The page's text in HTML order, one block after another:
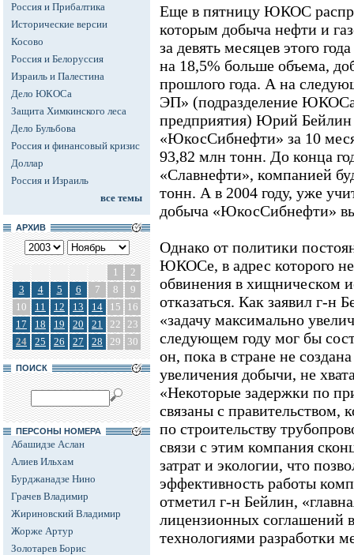
Россия и Прибалтика
Исторические версии
Косово
Россия и Белоруссия
Израиль и Палестина
Дело ЮКОСа
Защита Химкинского леса
Дело Бульбова
Россия и финансовый кризис
Доллар
Россия и Израиль
все темы
АРХИВ
1
2
3
4 5 6 7 8
9
10
11 12 13 14 15
16
17
18 19 20 21 22 23
24
25 26 27 28 29 30
ПОИСК
ПЕРСОНЫ НОМЕРА
Абашидзе Аслан
Алиев Ильхам
Бурджанадзе Нино
Грачев Владимир
Жириновский Владимир
Жорже Артур
Золотарев Борис
Еще в пятницу ЮКОС
которым добыча нефти и
за девять месяцев этого
на 18,5% больше объема,
прошлого года. А на
ЭП» (подразделение
предприятия) Юрий Бейлин
«ЮкосСибнефти» за 10
93,82 млн тонн. До конца
«Славнефти», компанией
тонн. А в 2004 году, уже
добыча «ЮкосСибнефти»
Однако от политики
ЮКОСе, в адрес которого
обвинения в хищническом
отказаться. Как заявил г-н
«задачу максимально
следующем году мог бы
он, пока в стране не
увеличения добычи, не
«Некоторые задержки по
связаны с правительством,
по строительству
связи с этим компания
затрат и экологии, что
эффективность работы
отметил г-н Бейлин,
лицензионных соглашений
технологиями разработки